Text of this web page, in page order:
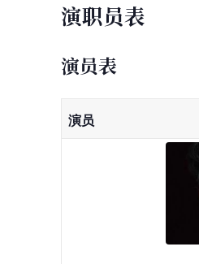
演职员表
演员表
演员